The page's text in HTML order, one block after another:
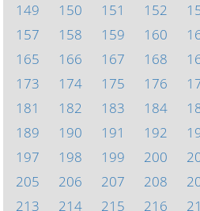
149
150 151 152
157
158 159 160
165
166 167 168
173
174 175 176
181
182 183 184
189
190 191 192
197
198 199 200
205
206 207 208
213
214 215 216